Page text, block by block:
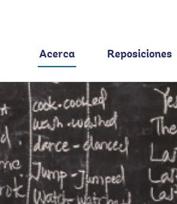
Acerca Reposiciones